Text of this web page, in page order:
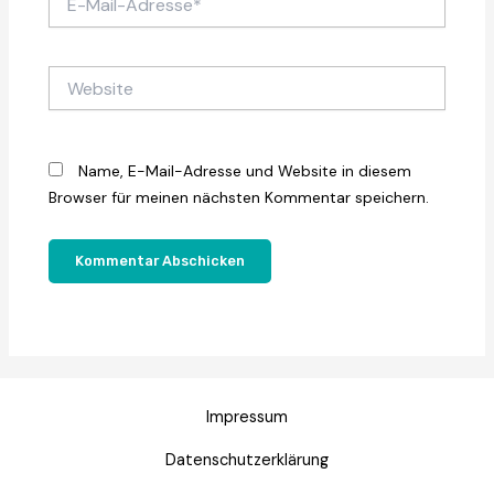
Mail-
Name, E-Mail-Adresse und Website in diesem
Browser für meinen nächsten Kommentar speichern.
Impressum
Datenschutzerklärung